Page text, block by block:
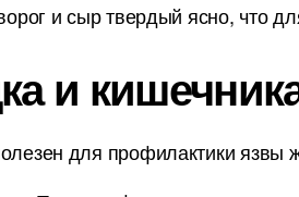
и сыр твердый ясно, что
и
для профилактики язвы